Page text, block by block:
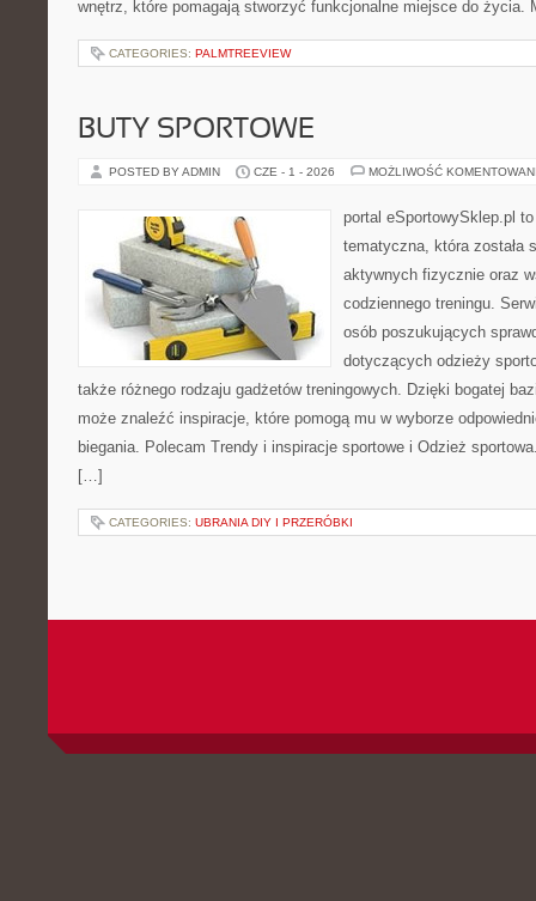
wnętrz, które pomagają stworzyć funkcjonalne miejsce do
CATEGORIES: PALMTREEVIEW
BUTY SPORTOWE
POSTED BY ADMIN CZE - 1 - 2026 MOŻLIWOŚĆ
portal eSportowySklep.pl
tematyczna, która została
aktywnych fizycznie oraz
codziennego treningu.
osób poszukujących
dotyczących odzieży
także różnego rodzaju gadżetów treningowych. Dzięki bogatej
może znaleźć inspiracje, które pomogą mu w wyborze
biegania. Polecam Trendy i inspiracje sportowe i Odzież
[…]
CATEGORIES: UBRANIA DIY I PRZERÓBKI